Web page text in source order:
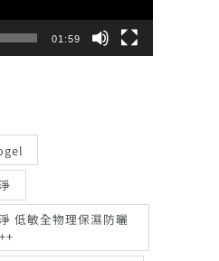
01:59
低敏全物理保濕防曬